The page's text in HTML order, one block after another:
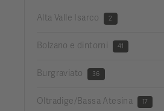
Alta Valle Isarco 2
Bolzano e dintorni 41
Burgraviato 36
Oltradige/Bassa Atesina 17